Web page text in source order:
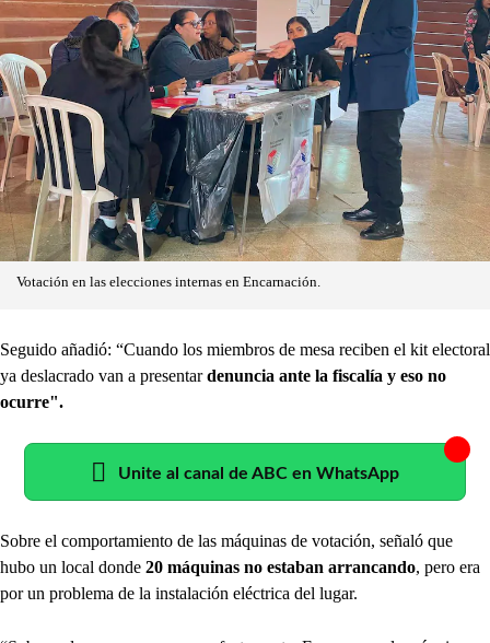
Votación en las elecciones internas en Encarnación.
Seguido añadió: “Cuando los miembros de mesa reciben el kit electoral
ya deslacrado van a presentardenuncia ante la fiscalía y eso no
ocurre".
Unite al canal de ABC en WhatsApp
Sobre el comportamiento de las máquinas de votación, señaló que
hubo un local donde 20 máquinas no estaban arrancando, pero era
por un problema de la instalación eléctrica del lugar.